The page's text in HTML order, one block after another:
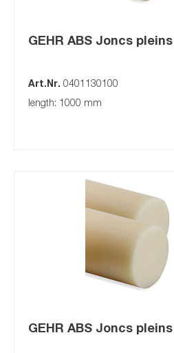
GEHR ABS Joncs
Art.Nr. 0401130100
length: 1000 mm
GEHR ABS Joncs